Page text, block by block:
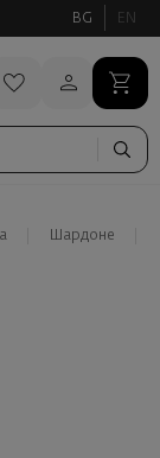
BG EN
Шардоне